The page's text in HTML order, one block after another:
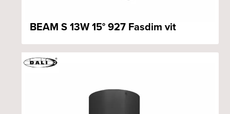
BEAM S 13W 15° 927 Fasdim vit